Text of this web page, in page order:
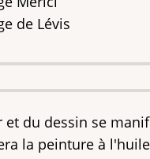
de Lévis
et du dessin se
la peinture à